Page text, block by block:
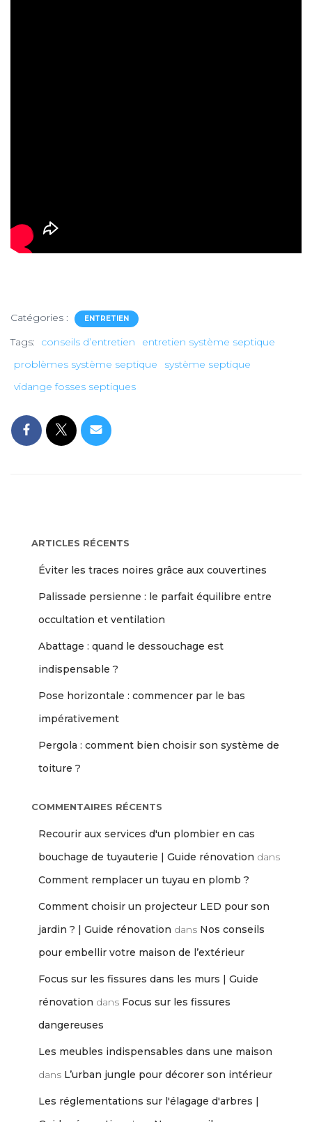
Catégories : ENTRETIEN
Tags: conseils d’entretien
entretien système septique
problèmes système septique
système septique
vidange fosses septiques
ARTICLES RÉCENTS
Éviter les traces noires grâce aux couvertines
Palissade persienne : le parfait équilibre entre
occultation et ventilation
Abattage : quand le dessouchage est
indispensable ?
Pose horizontale : commencer par le bas
impérativement
Pergola : comment bien choisir son système de
toiture ?
COMMENTAIRES RÉCENTS
Recourir aux services d'un plombier en cas
bouchage de tuyauterie | Guide rénovation dans
Comment remplacer un tuyau en plomb ?
Comment choisir un projecteur LED pour son
jardin ? | Guide rénovation dans Nos conseils
pour embellir votre maison de l’extérieur
Focus sur les fissures dans les murs | Guide
rénovation dans Focus sur les fissures
dangereuses
Les meubles indispensables dans une maison
dans L’urban jungle pour décorer son intérieur
Les réglementations sur l'élagage d'arbres |